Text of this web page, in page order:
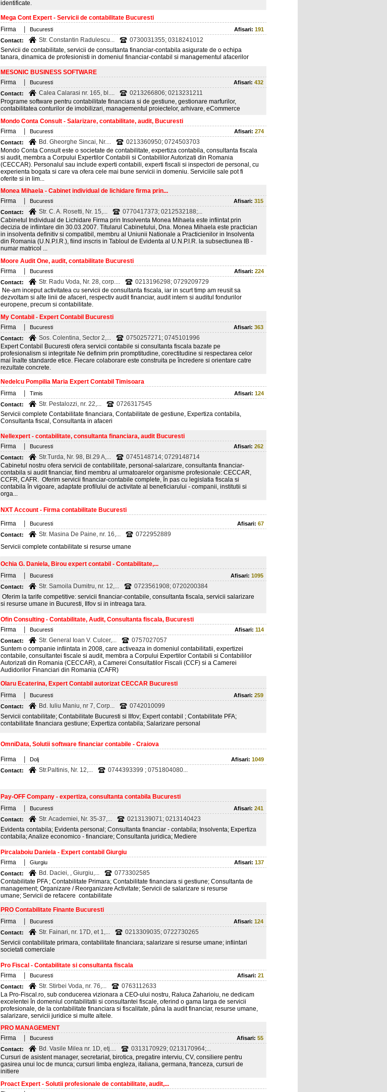
identificate.
Mega Cont Expert - Servicii de contabilitate Bucuresti
Firma
Bucuresti Afisari: 191
Contact:
Str. Constantin Radulescu...
0730031355; 0318241012
Servicii de contabilitate, servicii de consultanta financiar-contabila asigurate de o echipa
tanara, dinamica de profesionisti in domeniul financiar-contabil si managementul afacerilor
MESONIC BUSINESS SOFTWARE
Firma
Bucuresti Afisari: 432
Contact:
Calea Calarasi nr. 165, bl....
0213266806; 0213231211
Programe software pentru contabilitate financiara si de gestiune, gestionare marfurilor,
contabilitatea conturilor de imobilizari, managementul proiectelor, arhivare, eCommerce
Mondo Conta Consult - Salarizare, contabilitate, audit, Bucuresti
Firma
Bucuresti Afisari: 274
Contact:
Bd. Gheorghe Sincai, Nr....
0213360950; 0724503703
Mondo Conta Consult este o societate de contabilitate, expertiza contabila, consultanta fiscala
si audit, membra a Corpului Expertilor Contabili si Contabililor Autorizati din Romania
(CECCAR). Personalul sau include experti contabili, experti fiscali si inspectori de personal, cu
experienta bogata si care va ofera cele mai bune servicii in domeniu. Serviciile sale pot fi
oferite si in lim...
Monea Mihaela - Cabinet individual de lichidare firma prin...
Firma
Bucuresti Afisari: 315
Contact:
Str. C. A. Rosetti, Nr. 15,...
0770417373; 0212532188;...
Cabinetul Individual de Lichidare Firma prin Insolventa Monea Mihaela este infiintat prin
decizia de infiintare din 30.03.2007. Titularul Cabinetului, Dna. Monea Mihaela este practician
in insolventa definitiv si compatibil, membru al Uniunii Nationale a Practicienilor in Insolventa
din Romania (U.N.P.I.R.), fiind inscris in Tabloul de Evidenta al U.N.P.I.R. la subsectiunea IB -
numar matricol ...
Moore Audit One, audit, contabilitate Bucuresti
Firma
Bucuresti Afisari: 224
Contact:
Str. Radu Voda, Nr. 28, corp....
0213196298; 0729209729
Ne-am inceput activitatea cu servicii de consultanta fiscala, iar in scurt timp am reusit sa
dezvoltam si alte linii de afaceri, respectiv audit financiar, audit intern si auditul fondurilor
europene, precum si contabilitate.
My Contabil - Expert Contabil Bucuresti
Firma
Bucuresti Afisari: 363
Contact:
Sos. Colentina, Sector 2,...
0750257271; 0745101996
Expert Contabil Bucuresti ofera servicii contabile si consultanta fiscala bazate pe
profesionalism si integritate Ne definim prin promptitudine, corectitudine si respectarea celor
mai înalte standarde etice. Fiecare colaborare este construita pe încredere si orientare catre
rezultate concrete.
Nedelcu Pompilia Maria Expert Contabil Timisoara
Firma
Timis Afisari: 124
Contact:
Str. Pestalozzi, nr. 22,...
0726317545
Servicii complete Contabilitate financiara, Contabilitate de gestiune, Expertiza contabila,
Consultanta fiscal, Consultanta in afaceri
Nellexpert - contabilitate, consultanta financiara, audit Bucuresti
Firma
Bucuresti Afisari: 262
Contact:
Str.Turda, Nr. 98, Bl.29 A,...
0745148714; 0729148714
Cabinetul nostru ofera servicii de contabilitate, personal-salarizare, consultanta financiar-
contabila si audit financiar, fiind membru al urmatoarelor organisme profesionale: CECCAR,
CCFR, CAFR. Oferim servicii financiar-contabile complete, în pas cu legislatia fiscala si
contabila în vigoare, adaptate profilului de activitate al beneficiarului - companii, institutii si
orga...
NXT Account - Firma contabilitate Bucuresti
Firma
Bucuresti Afisari: 67
Contact:
Str. Masina De Paine, nr. 16,...
0722952889
Servicii complete contabilitate si resurse umane
Ochia G. Daniela, Birou expert contabil - Contabilitate,...
Firma
Bucuresti Afisari: 1095
Contact:
Str. Samoila Dumitru, nr. 12,...
0723561908; 0720200384
Oferim la tarife competitive: servicii financiar-contabile, consultanta fiscala, servicii salarizare
si resurse umane in Bucuresti, Ilfov si in intreaga tara.
Ofin Consulting - Contabilitate, Audit, Consultanta fiscala, Bucuresti
Firma
Bucuresti Afisari: 114
Contact:
Str. General Ioan V. Culcer,...
0757027057
Suntem o companie infiintata in 2008, care activeaza in domeniul contabilitatii, expertizei
contabile, consultantei fiscale si audit, membra a Corpului Expertilor Contabili si Contabililor
Autorizati din Romania (CECCAR), a Camerei Consultatilor Fiscali (CCF) si a Camerei
Audidorilor Financiari din Romania (CAFR)
Olaru Ecaterina, Expert Contabil autorizat CECCAR Bucuresti
Firma
Bucuresti Afisari: 259
Contact:
Bd. Iuliu Maniu, nr 7, Corp...
0742010099
Servicii contabilitate; Contabilitate Bucuresti si Ilfov; Expert contabil ; Contabilitate PFA;
contabilitate financiara gestiune; Expertiza contabila; Salarizare personal
OmniData, Solutii software financiar contabile - Craiova
Firma Dolj Afisari: 1049
Contact:
Str.Paltinis, Nr. 12,... 0744393399 ; 0751804080...
Pay-OFF Company - expertiza, consultanta contabila Bucuresti
Firma
Bucuresti Afisari: 241
Contact:
Str. Academiei, Nr. 35-37,...
0213139071; 0213140423
Evidenta contabila; Evidenta personal; Consultanta financiar - contabila; Insolventa; Expertiza
contabila; Analize economico - financiare; Consultanta juridica; Mediere
Pircalaboiu Daniela - Expert contabil Giurgiu
Firma
Giurgiu Afisari: 137
Contact:
Bd. Daciei, , Giurgiu,...
0773302585
Contabilitate PFA ; Contabilitate Primara; Contabilitate financiara si gestiune; Consultanta de
management; Organizare / Reorganizare Activitate; Servicii de salarizare si resurse
umane; Servicii de refacere contabilitate
PRO Contabilitate Finante Bucuresti
Firma
Bucuresti Afisari: 124
Contact:
Str. Fainari, nr. 17D, et 1,...
0213309035; 0722730265
Servicii contabilitate primara, contabilitate financiara; salarizare si resurse umane; infiintari
societati comerciale
Pro Fiscal - Contabilitate si consultanta fiscala
Firma
Bucuresti Afisari: 21
Contact:
Str. Stirbei Voda, nr. 76,...
0763112633
La Pro-Fiscal.ro, sub conducerea vizionara a CEO-ului nostru, Raluca Zaharioiu, ne dedicam
excelentei în domeniul contabilitatii si consultantei fiscale, oferind o gama larga de servicii
profesionale, de la contabilitate financiara si fiscalitate, pâna la audit financiar, resurse umane,
salarizare, servicii juridice si multe altele.
PRO MANAGEMENT
Firma
Bucuresti Afisari: 55
Contact:
Bd. Vasile Milea nr. 1D, etj....
0313170929; 0213170964;...
Cursuri de asistent manager, secretariat, birotica, pregatire interviu, CV, consiliere pentru
gasirea unui loc de munca; cursuri limba engleza, italiana, germana, franceza, cursuri de
initiere
Proact Expert - Solutii profesionale de contabilitate, audit,...